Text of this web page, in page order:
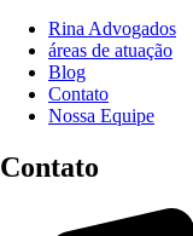
Rina Advogados
áreas de atuação
Blog
Contato
Nossa Equipe
Contato